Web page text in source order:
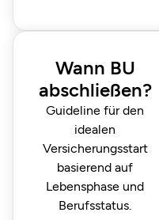
Wann BU
abschließen?
Guideline für den
idealen
Versicherungsstart
basierend auf
Lebensphase und
Berufsstatus.